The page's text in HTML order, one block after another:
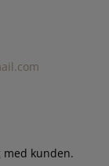
med kunden.